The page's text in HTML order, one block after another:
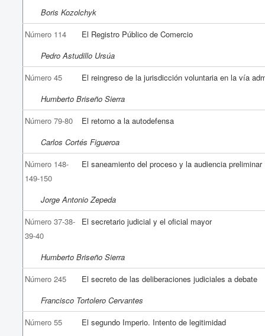
Boris Kozolchyk
Número 114
El Registro Público de Comercio
Pedro Astudillo Ursúa
Número 45
El reingreso de la jurisdicción voluntaria en la vía
Humberto Briseño Sierra
Número 79-80
El retorno a la autodefensa
Carlos Cortés Figueroa
Número 148-
149-150
El saneamiento del proceso y la audiencia preliminar
Jorge Antonio Zepeda
Número 37-38-
39-40
El secretario judicial y el oficial mayor
Humberto Briseño Sierra
Número 245
El secreto de las deliberaciones judiciales a debate
Francisco Tortolero Cervantes
Número 55
El segundo Imperio. Intento de legitimidad